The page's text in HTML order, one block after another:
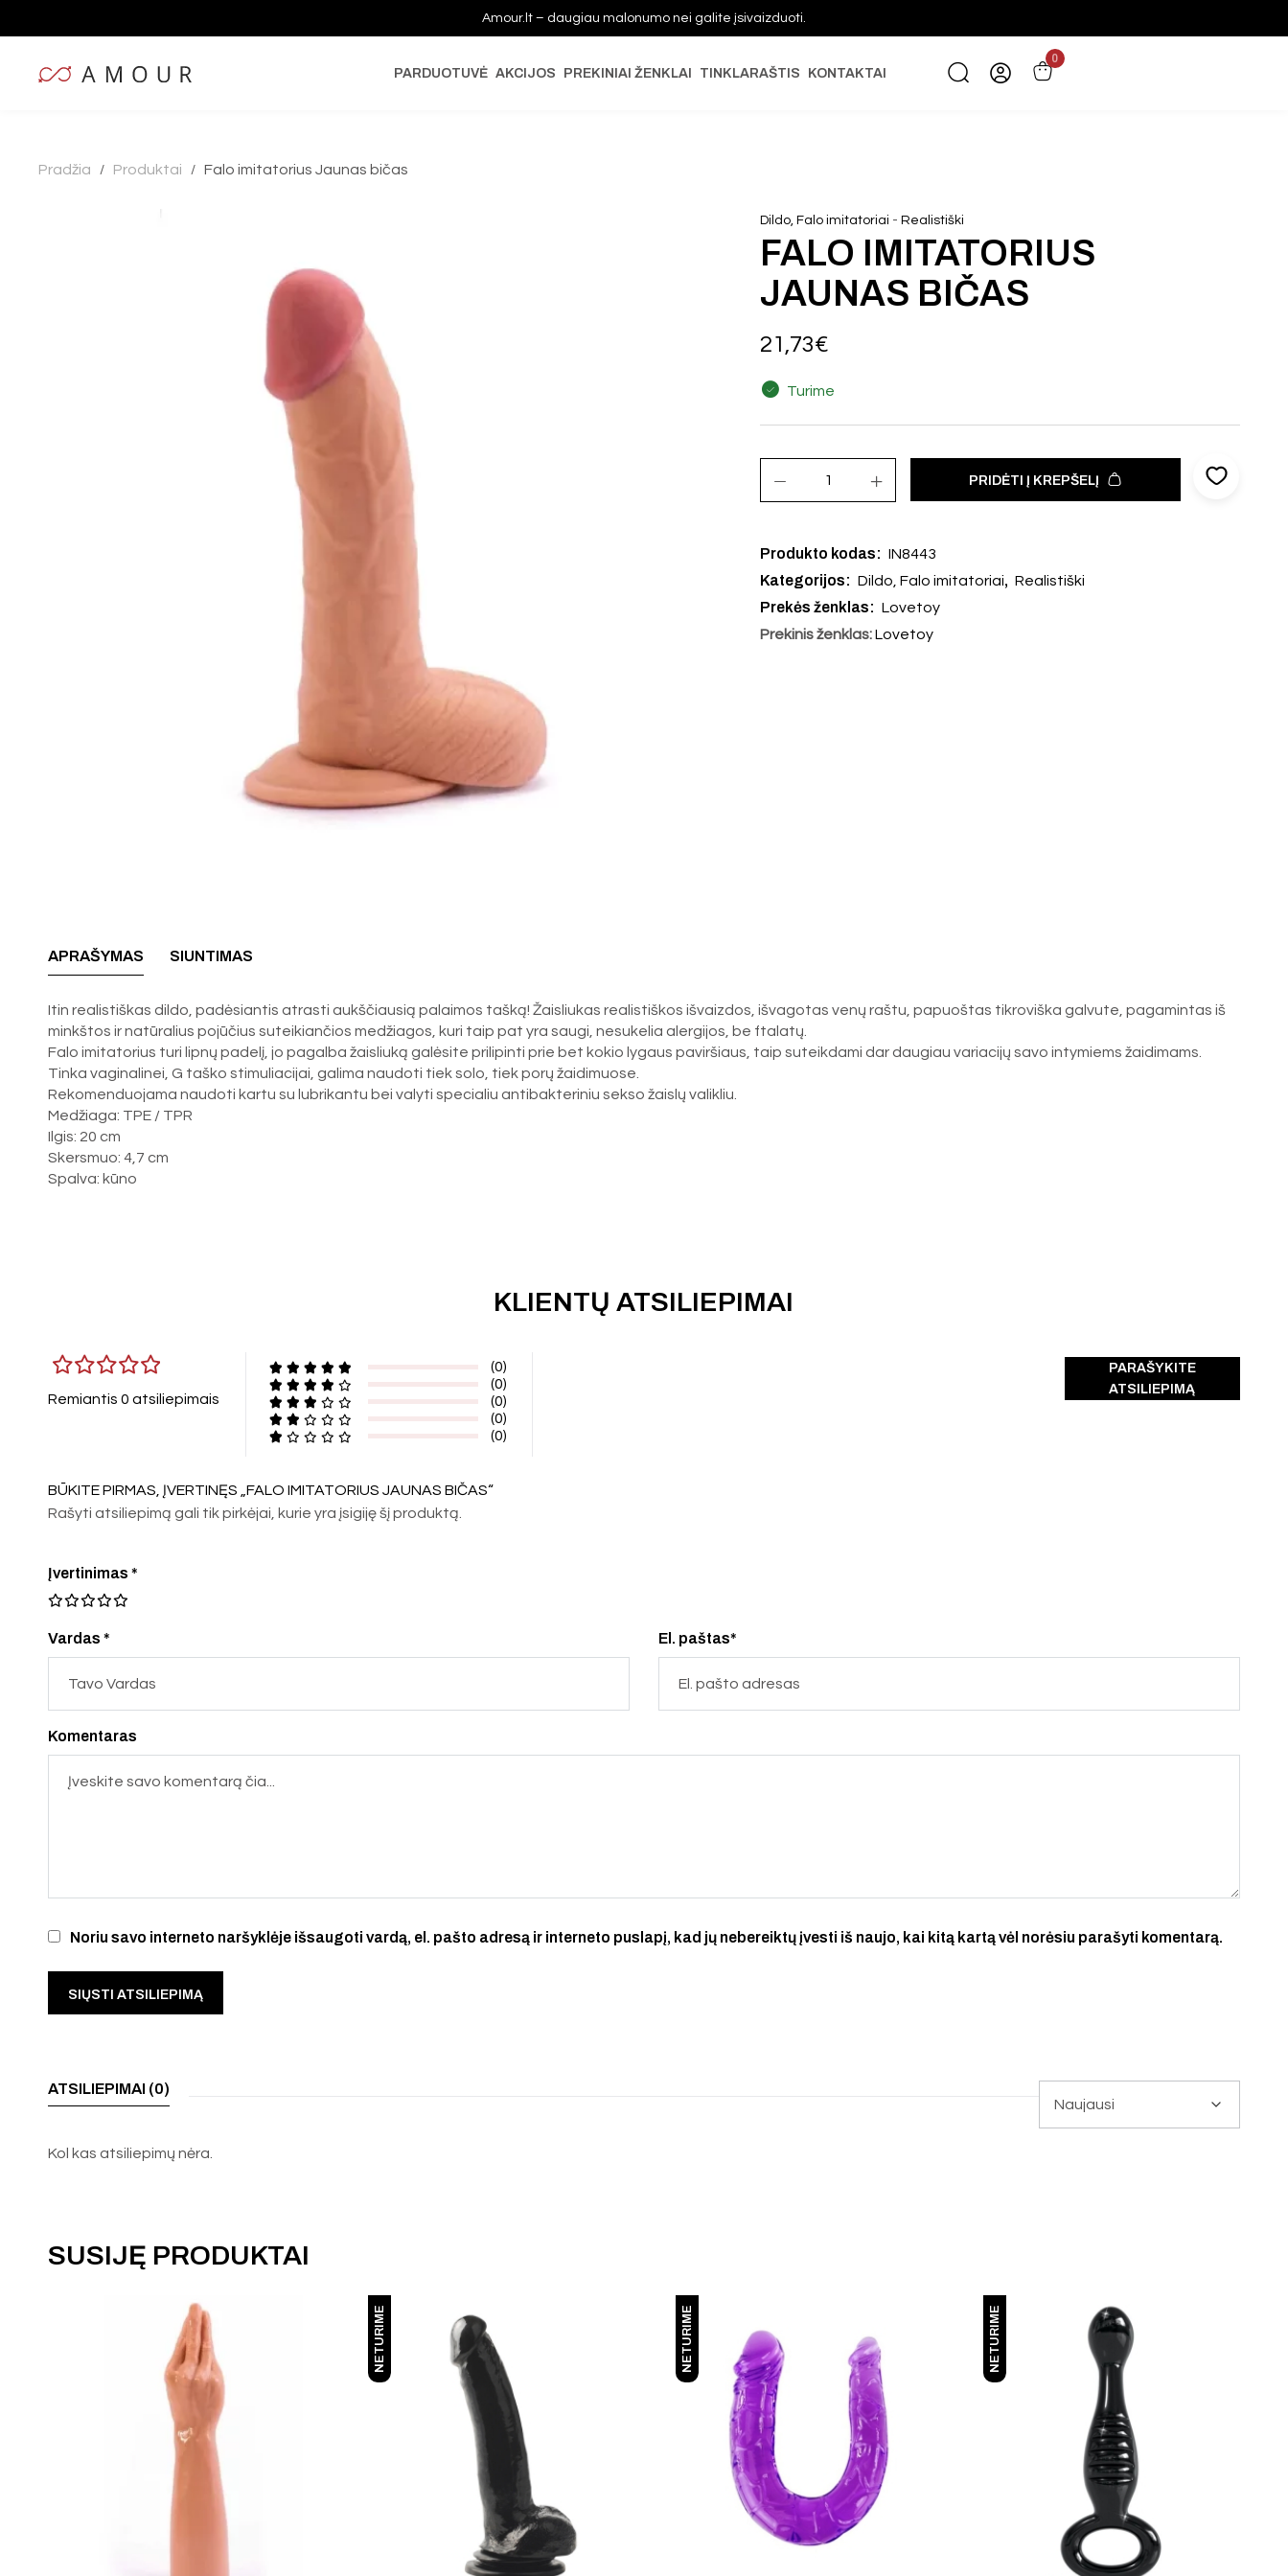
Amour.lt – daugiau malonumo nei galite įsivaizduoti.
PARDUOTUVĖ AKCIJOS PREKINIAI ŽENKLAI TINKLARAŠTIS KONTAKTAI
0
Pradžia / Produktai / Falo imitatorius Jaunas bičas
Dildo, Falo imitatoriai -Realistiški
FALO IMITATORIUS
JAUNAS BIČAS
21,73€
Turime
PRIDĖTI Į KREPŠELĮ
Produkto kodas: IN8443
Kategorijos: Dildo, Falo imitatoriai, Realistiški
Prekės ženklas: Lovetoy
Prekinis ženklas:Lovetoy
APRAŠYMAS SIUNTIMAS
Itin realistiškas dildo, padėsiantis atrasti aukščiausią palaimos tašką! Žaisliukas realistiškos išvaizdos, išvagotas venų raštu, papuoštas tikroviška galvute, pagamintas iš
minkštos ir natūralius pojūčius suteikiančios medžiagos, kuri taip pat yra saugi, nesukelia alergijos, be ftalatų.
Falo imitatorius turi lipnų padelį, jo pagalba žaisliuką galėsite prilipinti prie bet kokio lygaus paviršiaus, taip suteikdami dar daugiau variacijų savo intymiems žaidimams.
Tinka vaginalinei, G taško stimuliacijai, galima naudoti tiek solo, tiek porų žaidimuose.
Rekomenduojama naudoti kartu su lubrikantu bei valyti specialiu antibakteriniu sekso žaislų valikliu.
Medžiaga: TPE / TPR
Ilgis: 20 cm
Skersmuo: 4,7 cm
Spalva: kūno
KLIENTŲ ATSILIEPIMAI
Remiantis 0 atsiliepimais
(0)
(0)
(0)
(0)
(0)
PARAŠYKITE
ATSILIEPIMĄ
BŪKITE PIRMAS, ĮVERTINĘS „FALO IMITATORIUS JAUNAS BIČAS“
Rašyti atsiliepimą gali tik pirkėjai, kurie yra įsigiję šį produktą.
Vardas * El. paštas*
Noriu savo interneto naršyklėje išsaugoti vardą, el. pašto adresą ir interneto puslapį, kad jų nebereiktų įvesti iš naujo, kai kitą kartą vėl norėsiu parašyti komentarą.
Įvertinimas*
Komentaras
ATSILIEPIMAI (0)
Kol kas atsiliepimų nėra.
SUSIJĘ PRODUKTAI
NETURIME NETURIME NETURIME